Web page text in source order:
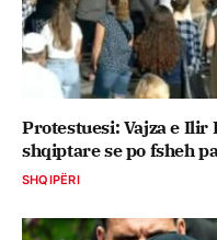
Protestuesi: Vajza e Ilir
shqiptare se po fsheh
SHQIPËRI